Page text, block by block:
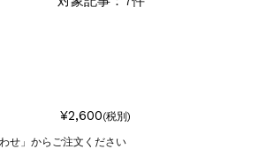
¥2,600(税別)
せ」からご注文ください